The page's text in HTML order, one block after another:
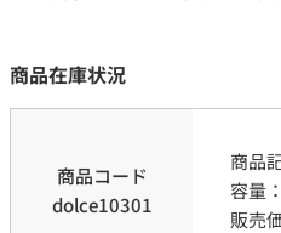
商品在庫状況
商品コード
dolce10301
商品
容量 ：
販売